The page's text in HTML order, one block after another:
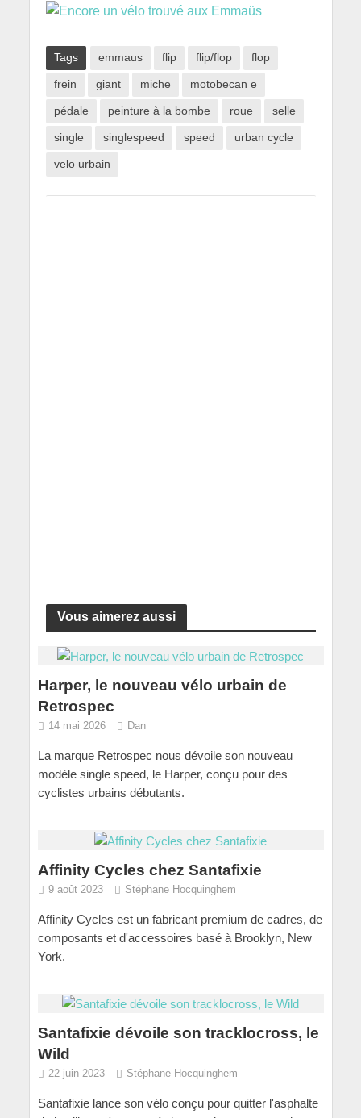
Tags emmaus flip flip/flop flop
frein giant miche motobecan e
pédale peinture à la bombe roue selle
single singlespeed speed urban cycle
velo urbain
Vous aimerez aussi
Harper, le nouveau vélo urbain de
Retrospec
14 mai 2026 Dan
La marque Retrospec nous dévoile son nouveau
modèle single speed, le Harper, conçu pour des
cyclistes urbains débutants.
Affinity Cycles chez Santafixie
9 août 2023 Stéphane Hocquinghem
Affinity Cycles est un fabricant premium de cadres, de
composants et d'accessoires basé à Brooklyn, New
York.
Santafixie dévoile son tracklocross, le
Wild
22 juin 2023 Stéphane Hocquinghem
Santafixie lance son vélo conçu pour quitter l'asphalte